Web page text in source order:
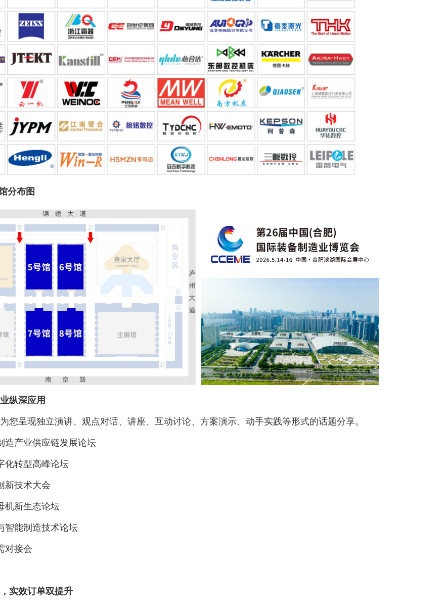
分布图
纵深应用
呈现独立演讲、观点对话、讲座、互动讨论、方案演示、动手实践等形式的话题分享。
产业供应链发展论坛
转型高峰论坛
技术大会
新生态论坛
能制造技术论坛
接会
效订单双提升